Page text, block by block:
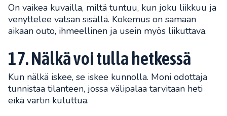
On vaikea kuvailla, miltä tuntuu, kun joku liikkuu ja
venyttelee vatsan sisällä. Kokemus on samaan
aikaan outo, ihmeellinen ja usein myös liikuttava.
17. Nälkä voi tulla hetkessä
Kun nälkä iskee, se iskee kunnolla. Moni odottaja
tunnistaa tilanteen, jossa välipalaa tarvitaan heti
eikä vartin kuluttua.